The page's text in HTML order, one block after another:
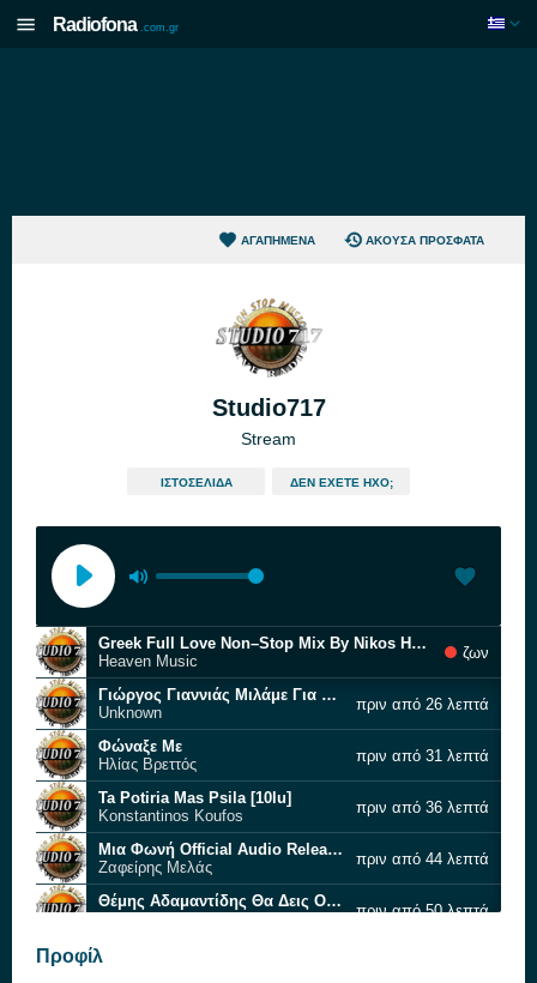
Radiofona .com.gr
ΑΓΑΠΗΜΈΝΑ ΆΚΟΥΣΑ ΠΡΌΣΦΑΤΑ
Studio717
Stream
ΙΣΤΟΣΕΛΊΔΑ ΔΕΝ ΈΧΕΤΕ ΉΧΟ;
Greek Full Love Non–Stop Mix By Nikos Halkousis | Official Audio Video (HD) [10nJ]
Heaven Music
ζων
Γιώργος Γιαννιάς Μιλάμε Για Έρωτα Official Music Video 4K [10aG]
Unknown
πριν από 26 λεπτά
Φώναξε Με
Ηλίας Βρεττός
πριν από 31 λεπτά
Ta Potiria Mas Psila [10lu]
Konstantinos Koufos
πριν από 36 λεπτά
Μια Φωνή Official Audio Release [10aT]
Ζαφείρης Μελάς
πριν από 44 λεπτά
Θέμης Αδαμαντίδης Θα Δεις Official Music Video 4K [10aZ]
πριν από 50 λεπτά
Siko Kardia Mou [10ap]
Προφίλ